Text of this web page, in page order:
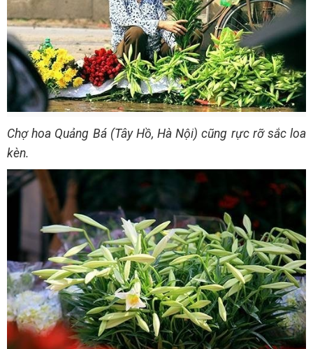
Chợ hoa Quảng Bá (Tây Hồ, Hà Nội) cũng rực rỡ sắc loa
kèn.